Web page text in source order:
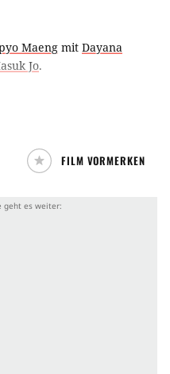
Maeng mit Dayana
Jo.
FILM VORMERKEN